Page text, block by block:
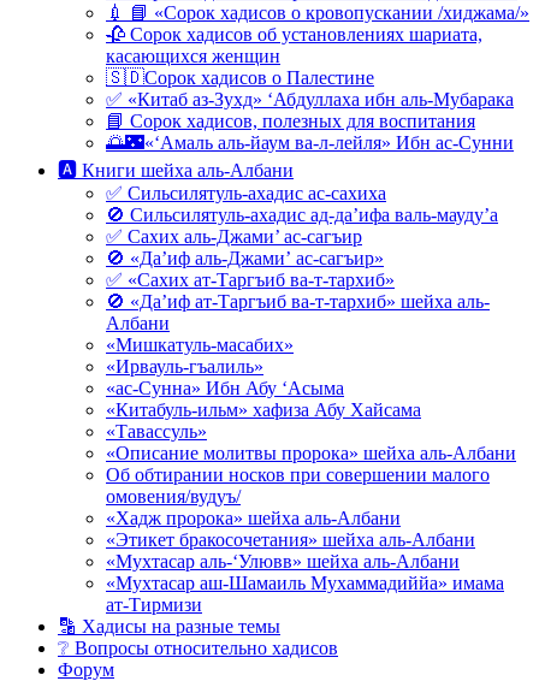
💉 📘 «Сорок хадисов о кровопускании /хиджама/»
🥀 Сорок хадисов об установлениях шариата,
касающихся женщин
🇸🇩Сорок хадисов о Палестине
✅ «Китаб аз-Зухд» ‘Абдуллаха ибн аль-Мубарака
📘 Сорок хадисов, полезных для воспитания
🌅🌃«‘Амаль аль-йаум ва-л-лейля» Ибн ас-Сунни
🅰 Книги шейха аль-Албани
✅ Сильсилятуль-ахадис ас-сахиха
🚫 Сильсилятуль-ахадис ад-да’ифа валь-мауду’а
✅ Сахих аль-Джами’ ас-сагъир
🚫 «Да’иф аль-Джами’ ас-сагъир»
✅ «Сахих ат-Таргъиб ва-т-тархиб»
🚫 «Да’иф ат-Таргъиб ва-т-тархиб» шейха аль-
Албани
«Мишкатуль-масабих»
«Ирвауль-гъалиль»
«ас-Сунна» Ибн Абу ‘Асыма
«Китабуль-ильм» хафиза Абу Хайсама
«Тавассуль»
«Описание молитвы пророка» шейха аль-Албани
Об обтирании носков при совершении малого
омовения/вудуъ/
«Хадж пророка» шейха аль-Албани
«Этикет бракосочетания» шейха аль-Албани
«Мухтасар аль-‘Улювв» шейха аль-Албани
«Мухтасар аш-Шамаиль Мухаммадиййа» имама
ат-Тирмизи
🔡 Хадисы на разные темы
❔ Вопросы относительно хадисов
Форум